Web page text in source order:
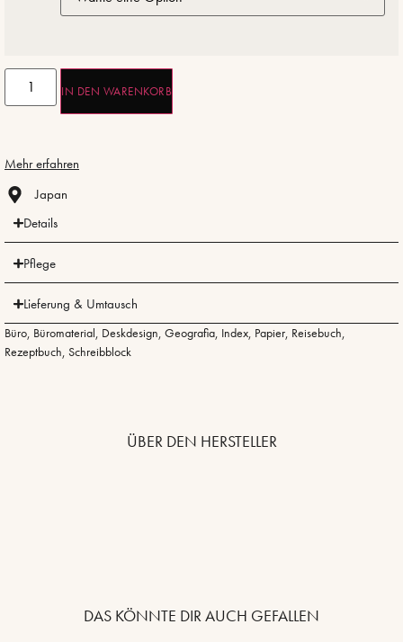
IN DEN WARENKORB
Mehr erfahren
Japan
Details
Pflege
Lieferung & Umtausch
Büro, Büromaterial, Deskdesign, Geografia, Index, Papier, Reisebuch,
Rezeptbuch, Schreibblock
ÜBER DEN HERSTELLER
DAS KÖNNTE DIR AUCH GEFALLEN